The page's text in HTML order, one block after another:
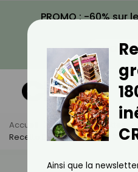
PROMO : -60% sur
VOIR
Accueil Actus
Recettes
Recette De Tarte Soleil Au
Ainsi que la